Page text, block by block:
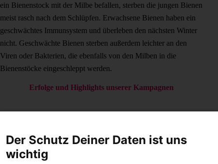
ein Bienenstock mit der Milbe befallen, sterben die jungen Bienen
meist rasch nach dem Schlüpfen. Erwachsene Bienen haben ein
geschwächtes Immunsystem und überleben den nächsten Winter
nicht. Geschwächte Bienen sterben außerdem leichter an den
Viren oder Bakterien, die ebenfalls von den Milben in die
Bienenstöcke eingeschleppt werden.
Erfolge und Highlights unserer Kampagnen
Der Schutz Deiner Daten ist uns
wichtig